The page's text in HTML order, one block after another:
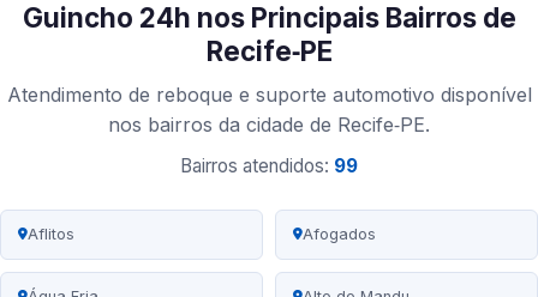
Guincho 24h nos Principais Bairros de
Recife‑PE
Atendimento de reboque e suporte automotivo disponível
nos bairros da cidade de Recife‑PE.
Bairros atendidos: 99
Aflitos Afogados